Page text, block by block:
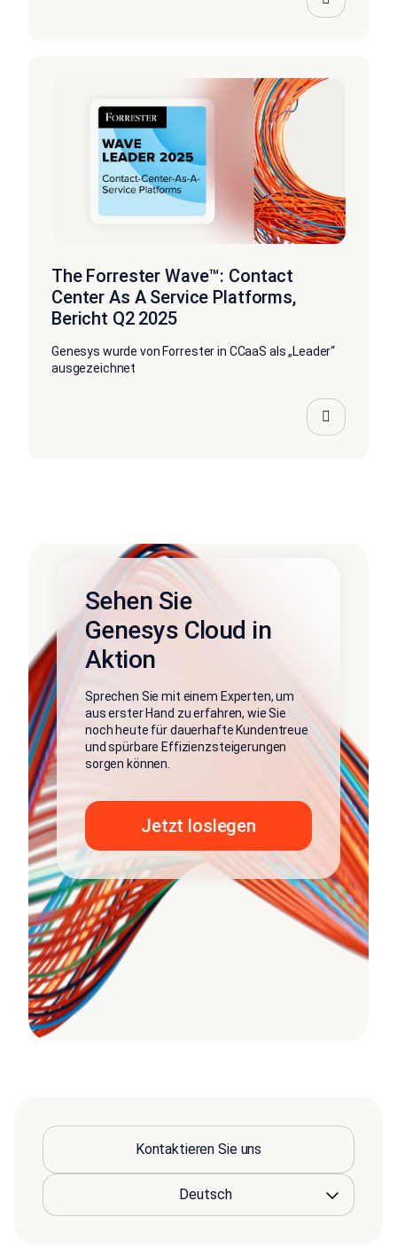
The Forrester Wave™: Contact
Center As A Service Platforms,
Bericht Q2 2025
Genesys wurde von Forrester in CCaaS als „Leader“
ausgezeichnet
Sehen Sie
Genesys Cloud in
Aktion
Sprechen Sie mit einem Experten, um
aus erster Hand zu erfahren, wie Sie
noch heute für dauerhafte Kundentreue
und spürbare Effizienzsteigerungen
sorgen können.
Jetzt loslegen
Kontaktieren Sie uns